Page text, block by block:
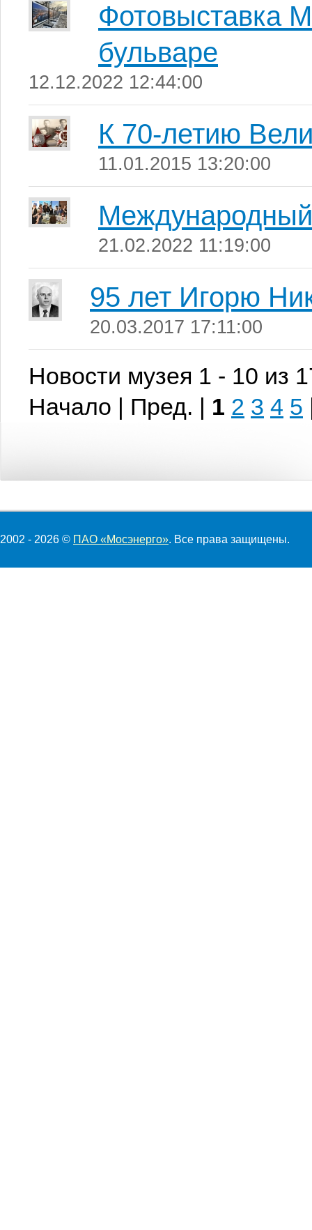
Фотовыставка
бульваре
12.12.2022 12:44:00
К 70-летию
11.01.2015 13:20:00
Международный
21.02.2022 11:19:00
95 лет Игорю
20.03.2017 17:11:00
Новости музея 1 - 10 из
Начало | Пред. | 1 2 3 4 5
2002 - 2026 © ПАО «Мосэнерго». Все права защищены.